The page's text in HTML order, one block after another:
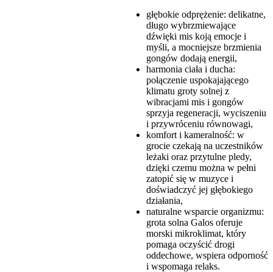
głębokie odprężenie: delikatne,
długo wybrzmiewające
dźwięki mis koją emocje i
myśli, a mocniejsze brzmienia
gongów dodają energii,
harmonia ciała i ducha:
połączenie uspokajającego
klimatu groty solnej z
wibracjami mis i gongów
sprzyja regeneracji, wyciszeniu
i przywróceniu równowagi,
komfort i kameralność: w
grocie czekają na uczestników
leżaki oraz przytulne pledy,
dzięki czemu można w pełni
zatopić się w muzyce i
doświadczyć jej głębokiego
działania,
naturalne wsparcie organizmu:
grota solna Galos oferuje
morski mikroklimat, który
pomaga oczyścić drogi
oddechowe, wspiera odporność
i wspomaga relaks.